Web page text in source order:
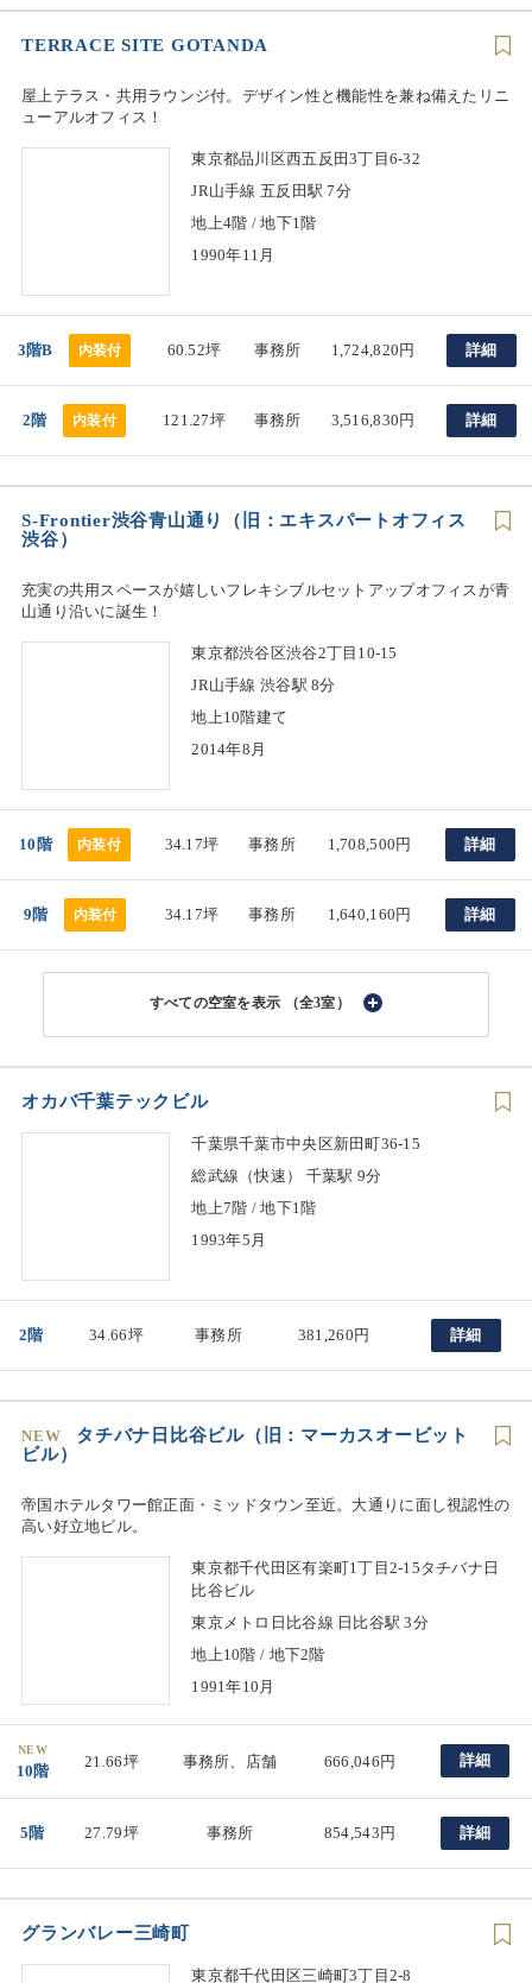
TERRACE SITE GOTANDA
屋上テラス・共用ラウンジ付。デザイン性と機能性を兼ね備えたリニ
ューアルオフィス！
東京都品川区西五反田3丁目6-32
JR山手線 五反田駅 7分
地上4階 / 地下1階
1990年11月
3階B 内装付 60.52坪 事務所 1,724,820円 詳細
2階 内装付 121.27坪 事務所 3,516,830円 詳細
S-Frontier渋谷青山通り（旧：エキスパートオフィス
渋谷）
充実の共用スペースが嬉しいフレキシブルセットアップオフィスが青
山通り沿いに誕生！
東京都渋谷区渋谷2丁目10-15
JR山手線 渋谷駅 8分
地上10階建て
2014年8月
10階 内装付 34.17坪 事務所 1,708,500円 詳細
9階 内装付 34.17坪 事務所 1,640,160円 詳細
（全3室）
オカバ千葉テックビル
千葉県千葉市中央区新田町36-15
総武線（快速） 千葉駅 9分
地上7階 / 地下1階
1993年5月
2階 34.66坪 事務所 381,260円 詳細
NEW
タチバナ日比谷ビル（旧：マーカスオービット
ビル）
帝国ホテルタワー館正面・ミッドタウン至近。大通りに面し視認性の
高い好立地ビル。
東京都千代田区有楽町1丁目2-15タチバナ日
比谷ビル
東京メトロ日比谷線 日比谷駅 3分
地上10階 / 地下2階
1991年10月
NEW
10階
21.66坪 事務所、店舗 666,046円 詳細
5階 27.79坪 事務所 854,543円 詳細
グランバレー三崎町
東京都千代田区三崎町3丁目2-8